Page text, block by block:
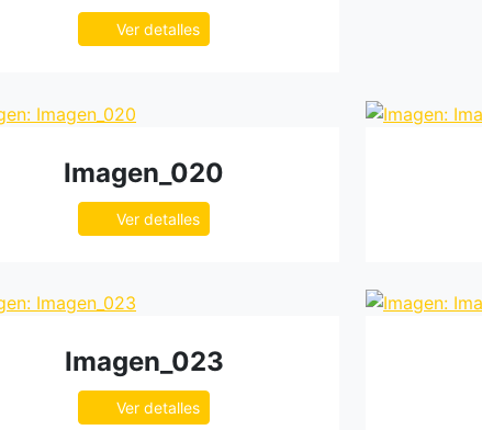
Ver detalles
Imagen_020
Ver detalles
Imagen_023
Ver detalles